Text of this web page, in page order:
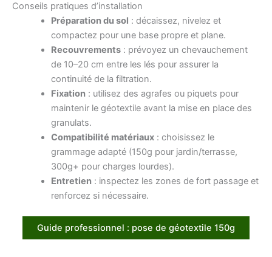
Conseils pratiques d’installation
Préparation du sol : décaissez, nivelez et
compactez pour une base propre et plane.
Recouvrements: prévoyez un chevauchement
de 10–20 cm entre les lés pour assurer la
continuité de la filtration.
Fixation: utilisez des agrafes ou piquets pour
maintenir le géotextile avant la mise en place des
granulats.
Compatibilité matériaux: choisissez le
grammage adapté (150g pour jardin/terrasse,
300g+ pour charges lourdes).
Entretien: inspectez les zones de fort passage et
renforcez si nécessaire.
Guide professionnel : pose de géotextile 150g